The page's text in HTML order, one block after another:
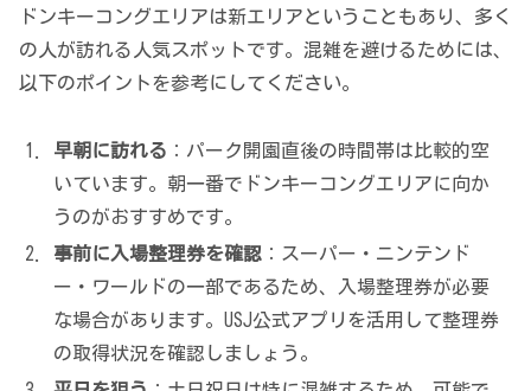
ドンキーコングエリアは新エリアということもあり、多く
の人が訪れる人気スポットです。混雑を避けるためには、
以下のポイントを参考にしてください。
早朝に訪れる ：パーク開園直後の時間帯は比較的空
いています。朝一番でドンキーコングエリアに向か
うのがおすすめです。
事前に入場整理券を確認 ：スーパー・ニンテンド
ー・ワールドの一部であるため、入場整理券が必要
な場合があります。USJ公式アプリを活用して整理券
の取得状況を確認しましょう。